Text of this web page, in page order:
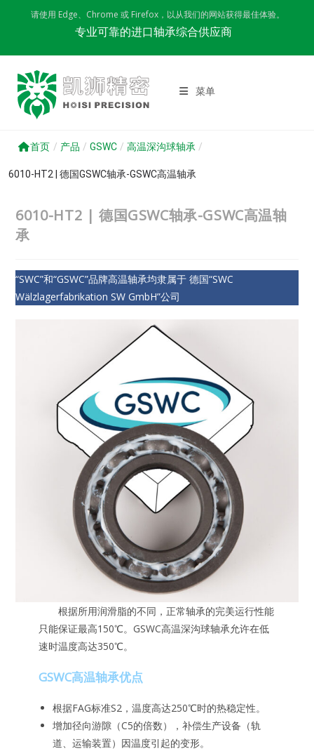
请使用 Edge、Chrome 或 Firefox，以从我们的网站获得最佳体验。
专业可靠的进口轴承综合供应商
菜单
首页 / 产品 / GSWC / 高温深沟球轴承 /
6010-HT2 | 德国GSWC轴承-GSWC高温轴承
6010-HT2 | 德国GSWC轴承-GSWC高温轴
承
“SWC”和“GSWC”品牌高温轴承均隶属于 德国“SWC
Wälzlagerfabrikation SW GmbH”公司
根据所用润滑脂的不同，正常轴承的完美运行性能
只能保证最高150℃。GSWC高温深沟球轴承允许在低
速时温度高达350℃。
GSWC高温轴承优点
根据FAG标准S2，温度高达250℃时的热稳定性。
增加径向游隙（C5的倍数），补偿生产设备（轨
道、运输装置）因温度引起的变形。